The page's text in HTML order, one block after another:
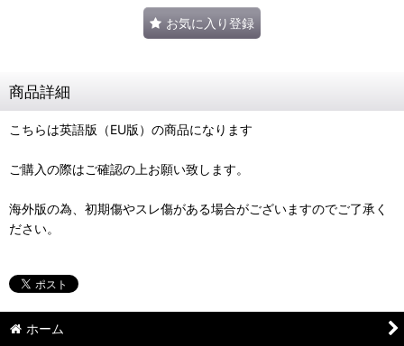
お気に入り登録
商品詳細
こちらは英語版（EU版）の商品になります
ご購入の際はご確認の上お願い致します。
海外版の為、初期傷やスレ傷がある場合がございますのでご了承く
ださい。
ホーム